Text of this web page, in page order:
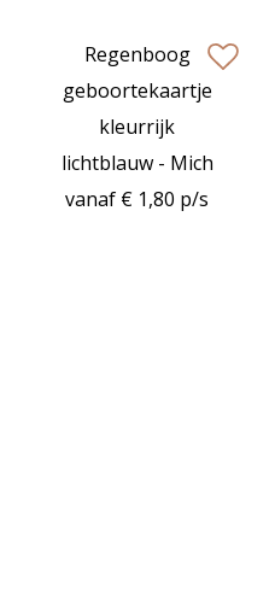
Regenboog
geboortekaartje
kleurrijk
lichtblauw - Mich
vanaf € 1,80 p/s